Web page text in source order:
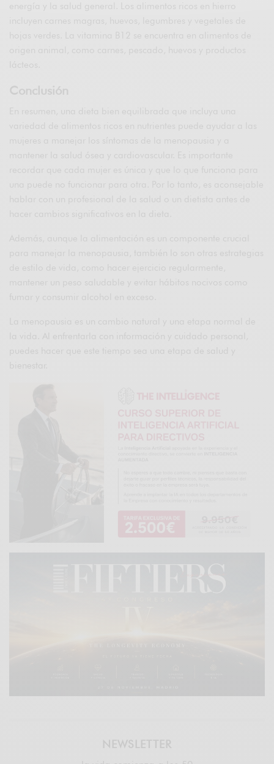
energía y la salud general. Los alimentos ricos en hierro